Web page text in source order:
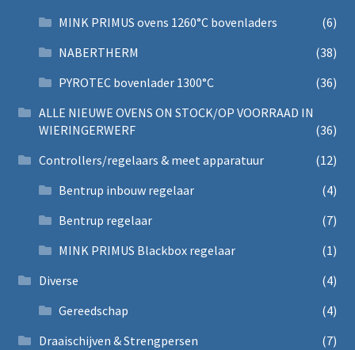
MINK PRIMUS ovens 1260°C bovenladers
(6)
NABERTHERM
(38)
PYROTEC bovenlader 1300°C
(36)
ALLE NIEUWE OVENS ON STOCK/OP VOORRAAD IN
WIERINGERWERF
(36)
Controllers/regelaars & meet apparatuur
(12)
Bentrup inbouw regelaar
(4)
Bentrup regelaar
(7)
MINK PRIMUS Blackbox regelaar
(1)
Diverse
(4)
Gereedschap
(4)
Draaischijven & Strengpersen
(7)